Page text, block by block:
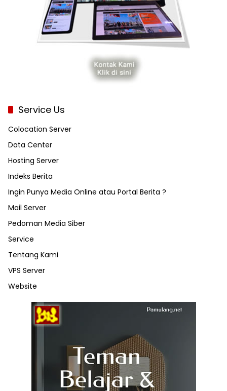
Service Us
Colocation Server
Data Center
Hosting Server
Indeks Berita
Ingin Punya Media Online atau Portal Berita ?
Mail Server
Pedoman Media Siber
Service
Tentang Kami
VPS Server
Website